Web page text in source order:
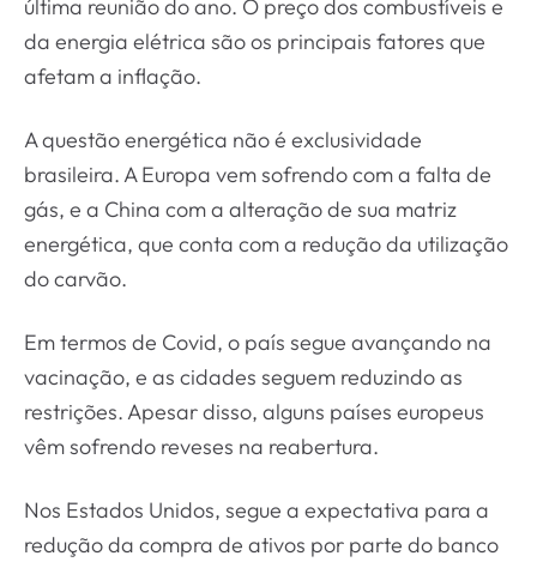
última reunião do ano. O preço dos combustíveis e
da energia elétrica são os principais fatores que
afetam a inflação.
A questão energética não é exclusividade
brasileira. A Europa vem sofrendo com a falta de
gás, e a China com a alteração de sua matriz
energética, que conta com a redução da utilização
do carvão.
Em termos de Covid, o país segue avançando na
vacinação, e as cidades seguem reduzindo as
restrições. Apesar disso, alguns países europeus
vêm sofrendo reveses na reabertura.
Nos Estados Unidos, segue a expectativa para a
redução da compra de ativos por parte do banco